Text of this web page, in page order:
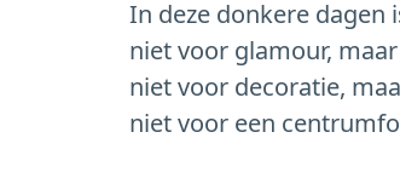
In deze donkere dagen
niet voor glamour,
niet voor decoratie,
niet voor een